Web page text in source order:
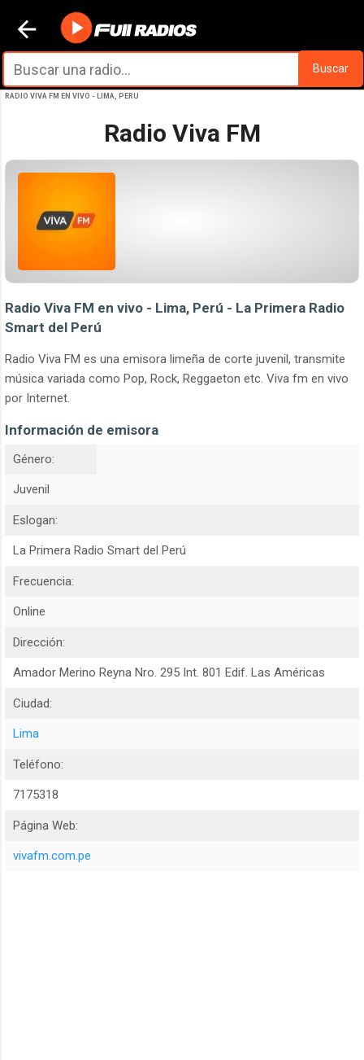
Ir al contenido principal
Buscar
RADIO VIVA FM EN VIVO - LIMA, PERU
Radio Viva FM
Radio Viva FM en vivo - Lima, Perú - La Primera Radio
Smart del Perú
Radio Viva FM es una emisora limeña de corte juvenil, transmite
música variada como Pop, Rock, Reggaeton etc. Viva fm en vivo
por Internet.
Información de emisora
Género:
Juvenil
Eslogan:
La Primera Radio Smart del Perú
Frecuencia:
Online
Dirección:
Amador Merino Reyna Nro. 295 Int. 801 Edif. Las Américas
Ciudad:
Lima
Teléfono:
7175318
Página Web:
vivafm.com.pe